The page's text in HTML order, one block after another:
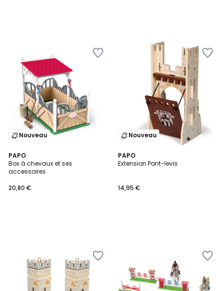
Nouveau
PAPO
Box à chevaux et ses
accessoires
20,80 €
Nouveau
PAPO
Extension Pont-levis
14,95 €